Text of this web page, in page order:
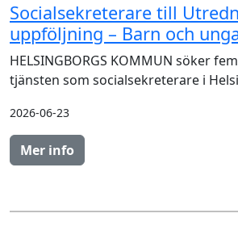
Socialsekreterare till
uppföljning – Barn och
HELSINGBORGS KOMMUN söker
tjänsten som socialsekreterare i
2026-06-23
Mer info